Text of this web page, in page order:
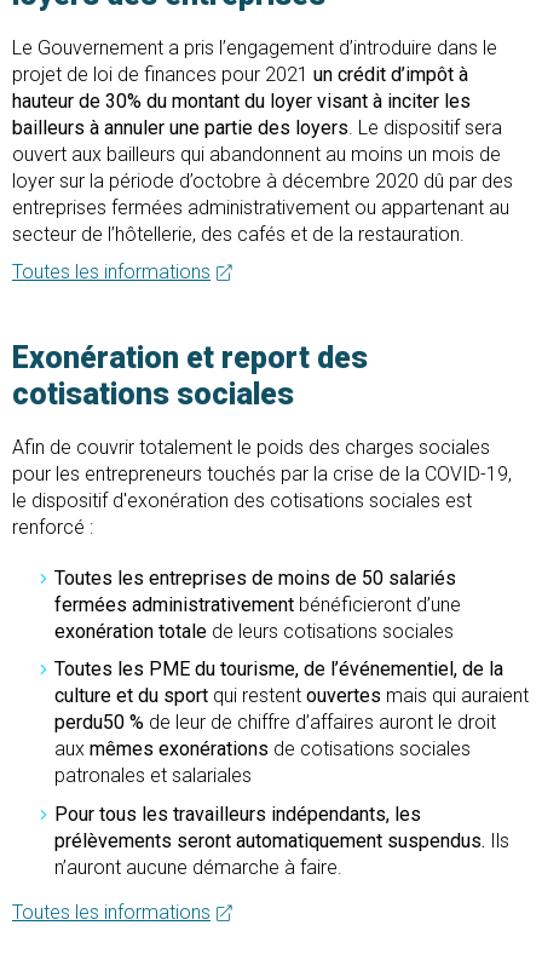
Le Gouvernement a pris l’engagement d’introduire dans le
projet de loi de finances pour 2021 un crédit d’impôt à
hauteur de 30% du montant du loyer visant à inciter les
bailleurs à annuler une partie des loyers. Le dispositif sera
ouvert aux bailleurs qui abandonnent au moins un mois de
loyer sur la période d’octobre à décembre 2020 dû par des
entreprises fermées administrativement ou appartenant au
secteur de l’hôtellerie, des cafés et de la restauration.
Toutes les informations
Exonération et report des
cotisations sociales
Afin de couvrir totalement le poids des charges sociales
pour les entrepreneurs touchés par la crise de la COVID-19,
le dispositif d'exonération des cotisations sociales est
renforcé :
Toutes les entreprises de moins de 50 salariés
fermées administrativement bénéficieront d’une
exonération totale de leurs cotisations sociales
Toutes les PME du tourisme, de l’événementiel, de la
culture et du sport qui restent ouvertes mais qui auraient
perdu50 % de leur de chiffre d’affaires auront le droit
aux mêmes exonérations de cotisations sociales
patronales et salariales
Pour tous les travailleurs indépendants, les
prélèvements seront automatiquement suspendus. Ils
n’auront aucune démarche à faire.
Toutes les informations